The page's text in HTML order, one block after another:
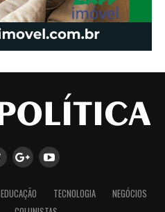
EDUCAÇÃO TECNOLOGIA
NEGÓCIOS